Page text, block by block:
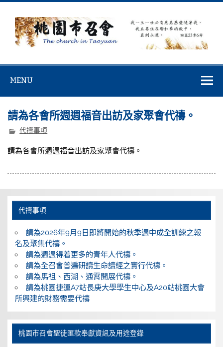
Skip
content
MENU
請為各會所週週福音出訪及家聚會代禱。
代禱事項
請為各會所週週福音出訪及家聚會代禱。
代禱事項
請為2026年9月9日即將開始的秋季週中成全訓練之報
名及聚集代禱。
請為週週得着更多的青年人代禱。
請為全召會普遍研讀生命讀經之實行代禱。
請為馬祖、西湖、通霄開展代禱。
請為桃園捷運A7站長庚大學學生中心及A20站桃園大會
所興建的財務需要代禱
桃園巿召會聖徒匯款奉獻資訊及用途登錄